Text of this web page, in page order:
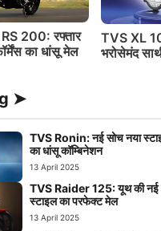
200: रफ्तार
का धांसू मेल
TVS XL
भरोसेमंद
➤
TVS Ronin: नई सोच नया
का धांसू कॉम्बिनेशन
13 April 2025
TVS Raider 125: यूथ की नई
स्टाइल का परफेक्ट मेल
13 April 2025